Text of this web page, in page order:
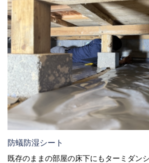
防蟻防湿シート
既存のままの部屋の床下にもターミダン